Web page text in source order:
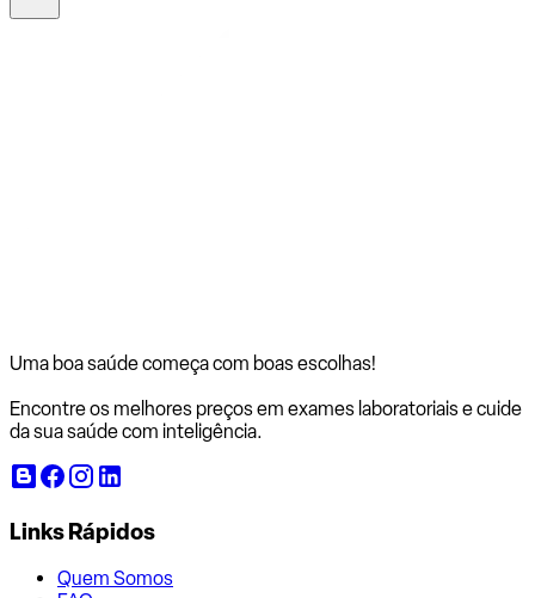
Uma boa saúde começa com boas escolhas!
Encontre os melhores preços em exames laboratoriais e cuide
da sua saúde com inteligência.
Links Rápidos
Quem Somos